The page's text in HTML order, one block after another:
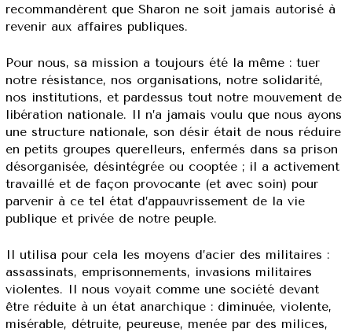
recommandèrent que Sharon ne soit jamais autorisé à
revenir aux affaires publiques.
Pour nous, sa mission a toujours été la même : tuer
notre résistance, nos organisations, notre solidarité,
nos institutions, et pardessus tout notre mouvement de
libération nationale. Il n’a jamais voulu que nous ayons
une structure nationale, son désir était de nous réduire
en petits groupes querelleurs, enfermés dans sa prison
désorganisée, désintégrée ou cooptée ; il a activement
travaillé et de façon provocante (et avec soin) pour
parvenir à ce tel état d’appauvrissement de la vie
publique et privée de notre peuple.
Il utilisa pour cela les moyens d’acier des militaires :
assassinats, emprisonnements, invasions militaires
violentes. Il nous voyait comme une société devant
être réduite à un état anarchique : diminuée, violente,
misérable, détruite, peureuse, menée par des milices,